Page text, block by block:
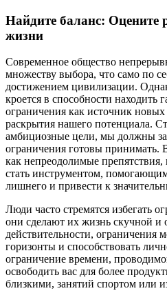
Найдите баланс: Оцените
жизни
Современное общество
множеству выбора, что само по
достижением цивилизации.
кроется в способности
ограничения как источник
раскрытия нашего потенциала.
амбициозные цели, мы должны
ограничения готовы принимать.
как непреодолимые препятствия,
стать инструментом, помогающим
лишнего и привести к
Люди часто стремятся избегать
они сделают их жизнь скучной
действительности, ограничения
горизонты и способствовать
ограничение времени,
освободить вас для более
близкими, занятий спортом или